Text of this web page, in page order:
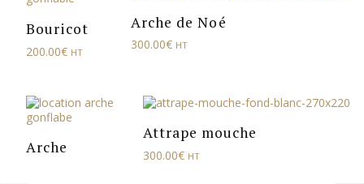
Arche de Noé
300.00€ HT
Bouricot
200.00€ HT
Attrape mouche
300.00€ HT
Arche